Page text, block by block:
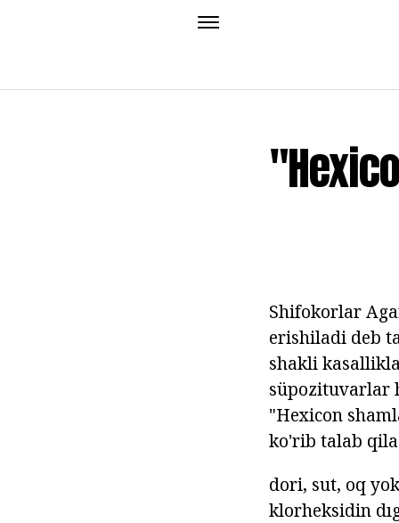
Shifokorlar
erishiladi deb
shakli
süpozituvarlar
"Hexicon
ko'rib talab
dori, sut, oq
klorheksidin